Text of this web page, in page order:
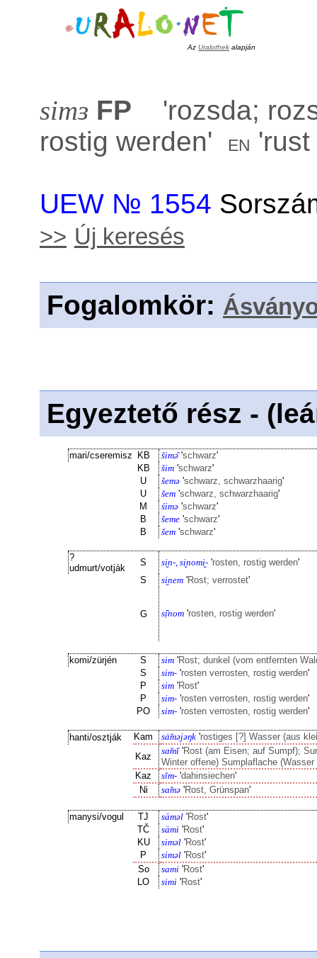
Az Uralothek alapján
simɜ FP 'rozsda;
rostig werden' en '
UEW № 1554
>> Új keresés
Fogalomkör:
Egyeztető rész -
mari/cseremisz KB šimə̑'schwarz'
KB
šim 'schwarz'
U
šemə 'schwarz, schwarzhaarig'
U
šem 'schwarz, schwarzhaarig'
M
śimə 'schwarz'
B
šeme 'schwarz'
B
šem 'schwarz'
?
udmurt/votják
S si̮n-, si̮nomi̮- 'rosten, rostig werden'
S
si̮nem 'Rost; verrostet'
G sị̑nom 'rosten, rostig werden'
komi/zürjén S sim 'Rost; dunkel (vom entfernten
S
sim- 'rosten verrosten, rostig werden'
P
sim 'Rost'
P
sim- 'rosten verrosten, rostig werden'
PO
sim- 'rosten verrosten, rostig werden'
hanti/osztják Kam sȧ̆məjəŋk 'rostiges [?] Wasser (aus
Kaz
sɑ̆mĭ'Rost (am Eisen; auf Sumpf);
Winter offene) Sumplaflache
Kaz
sĭm- 'dahinsiechen'
Ni
sɑ̆mə 'Rost, Grünspan'
manysi/vogul TJ säməl 'Rost'
TČ
sämi 'Rost'
KU
siməl 'Rost'
P
siməl 'Rost'
So
sami 'Rost'
LO
simi 'Rost'